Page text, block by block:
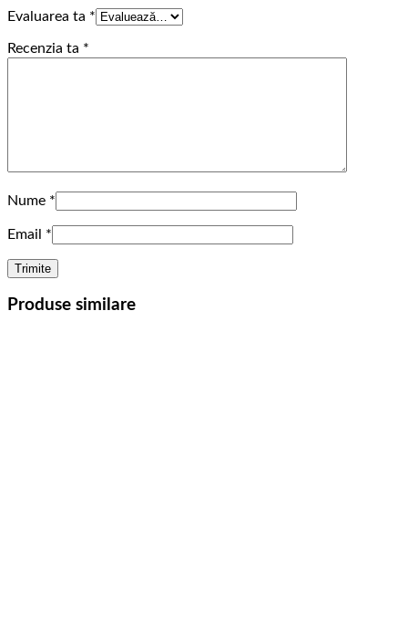
Evaluarea ta *
Recenzia ta *
Nume *
Email *
Produse similare